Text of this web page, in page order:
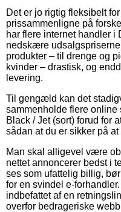
Det er jo rigtig fleksibelt
prissammenligne på
har flere internet handler i
nedskære
produkter – til drenge og
kvinder – drastisk, og
levering.
Til gengæld kan det
sammenholde flere online
Black / Jet (sort) forud for
sådan at du er sikker på
Man skal alligevel være
nettet annoncerer bedst i
ses som ufattelig billig,
for en svindel e-
indbefattet af en
overfor bedrageriske